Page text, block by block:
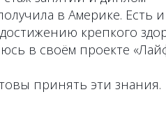
в Америке. Есть
крепкого
в своём проекте
принять эти знания.